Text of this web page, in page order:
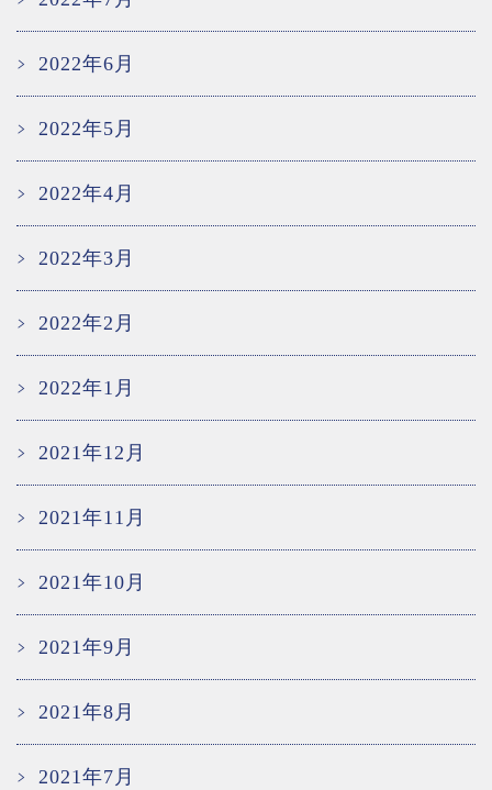
2022年6月
2022年5月
2022年4月
2022年3月
2022年2月
2022年1月
2021年12月
2021年11月
2021年10月
2021年9月
2021年8月
2021年7月